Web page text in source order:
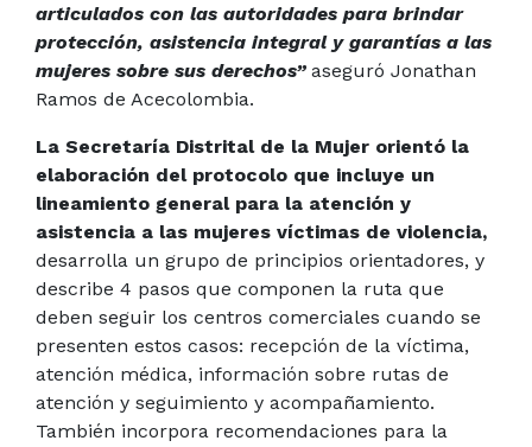
articulados con las autoridades para brindar
protección, asistencia integral y garantías a las
mujeres sobre sus derechos” aseguró Jonathan
Ramos de Acecolombia.
La Secretaría Distrital de la Mujer orientó la
elaboración del protocolo que incluye un
lineamiento general para la atención y
asistencia a las mujeres víctimas de violencia,
desarrolla un grupo de principios orientadores, y
describe 4 pasos que componen la ruta que
deben seguir los centros comerciales cuando se
presenten estos casos: recepción de la víctima,
atención médica, información sobre rutas de
atención y seguimiento y acompañamiento.
También incorpora recomendaciones para la